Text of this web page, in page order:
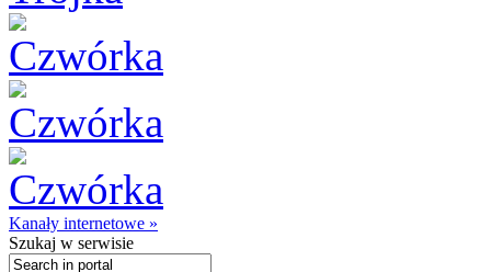
Kanały internetowe »
Szukaj w serwisie